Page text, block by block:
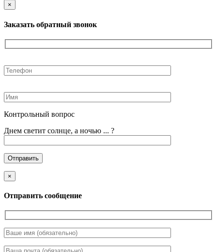
×
Заказать обратный звонок
Контрольный вопрос
Днем светит солнце, а ночью ... ?
×
Отправить сообщение